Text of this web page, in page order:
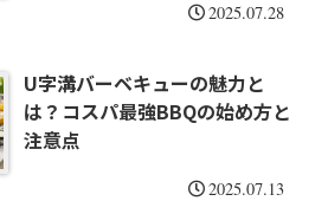
2025.07.28
U字溝バーベキューの魅力と
は？コスパ最強BBQの始め方と
注意点
2025.07.13